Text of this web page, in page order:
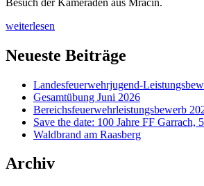
„Pfingstfest
–
Rückblick“
weiterlesen
Neueste Beiträge
Landesfeuerwehrjugend-
Gesamtübung Juni 2026
Bereichsfeuerwehrleistungsbewerb
Save the date: 100 Jahre FF Garrach,
Waldbrand am Raasberg
Archiv